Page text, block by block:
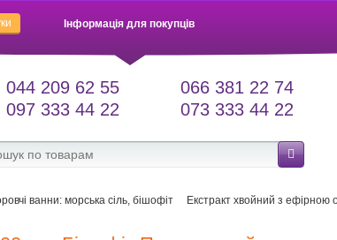
Інформація для покупців
044 209 62 55
097 333 44 22
066 381 22 74
073 333 44 22
ванни: морська сіль, бішофіт Екстракт хвойний з ефірною